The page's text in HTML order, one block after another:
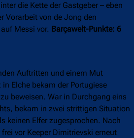
die Kette der Gastgeber – eben
Vorarbeit von de Jong den
Messi vor. Barçawelt-Punkte: 6
Auftritten und einem Mut
Elche bekam der Portugiese
beweisen. War in Durchgang eins
bekam in zwei strittigen Situation
keinen Elfer zugesprochen. Nach
vor Keeper Dimitrievski erneut